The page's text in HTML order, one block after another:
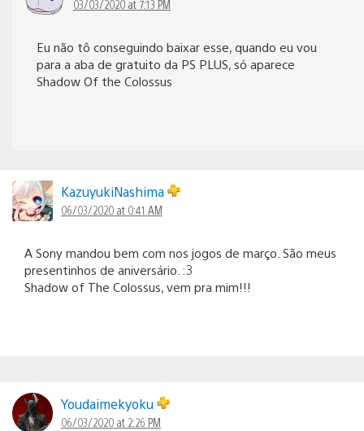
03/03/2020 at 7:13 PM
Eu não tô conseguindo baixar esse, quando eu vou
para a aba de gratuito da PS PLUS, só aparece
Shadow Of the Colossus
KazuyukiNashima
06/03/2020 at 0:41 AM
A Sony mandou bem com nos jogos de março. São meus
presentinhos de aniversário. :3
Shadow of The Colossus, vem pra mim!!!
Youdaimekyoku
06/03/2020 at 2:26 PM